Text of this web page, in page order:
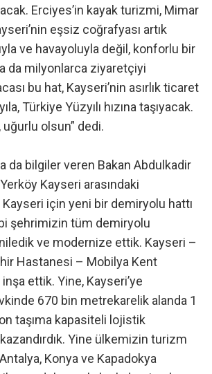
Erciyes’in kayak turizmi, Mimar
eşsiz coğrafyası artık
ve havayoluyla değil, konforlu bir
da milyonlarca ziyaretçiyi
bu hat, Kayseri’nin asırlık ticaret
Türkiye Yüzyılı hızına taşıyacak.
uğurlu olsun” dedi.
da bilgiler veren Bakan Abdulkadir
Kayseri arasındaki
Kayseri için yeni bir demiryolu hattı
şehrimizin tüm demiryolu
ve modernize ettik. Kayseri –
Hastanesi – Mobilya Kent
inşa ettik. Yine, Kayseri’ye
670 bin metrekarelik alanda 1
taşıma kapasiteli lojistik
Yine ülkemizin turizm
Konya ve Kapadokya